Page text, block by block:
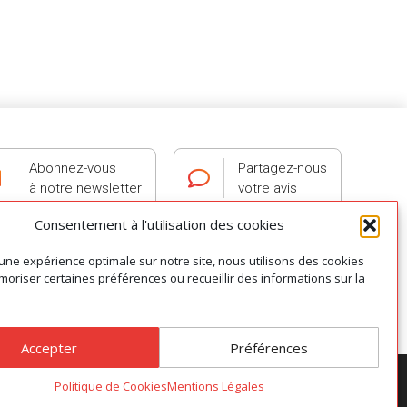
Consentement à l'utilisation des cookies
expérience optimale sur notre site, nous utilisons des cookies
certaines préférences ou recueillir des informations sur la
Accepter Préférences
Politique de CookiesMentions Légales
Abonnez-vous
à notre newsletter
Partagez-nous
votre avis
| Mentions légales | Conditions Générales de Vente